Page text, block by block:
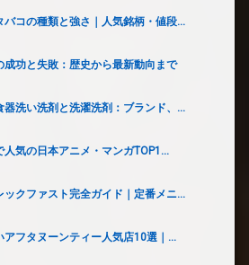
バコの種類と強さ｜人気銘柄・値段...
成功と失敗：歴史から最新動向まで
器洗い洗剤と洗濯洗剤：ブランド、...
人気の日本アニメ・マンガTOP1...
ックファスト完全ガイド｜定番メニ...
アフタヌーンティー人気店10選｜...